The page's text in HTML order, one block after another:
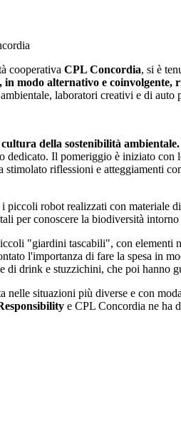
cooperativa CPL Concordia, si è
in modo alternativo e coinvolgente,
laboratori creativi e di
della sostenibilità ambientale.
dedicato. Il pomeriggio è iniziato con
riflessioni e atteggiamenti
i piccoli robot realizzati con materiale
per conoscere la biodiversità
"giardini tascabili", con elementi
l'importanza di fare la spesa in
drink e stuzzichini, che poi hanno
situazioni più diverse e con
e CPL Concordia ne ha